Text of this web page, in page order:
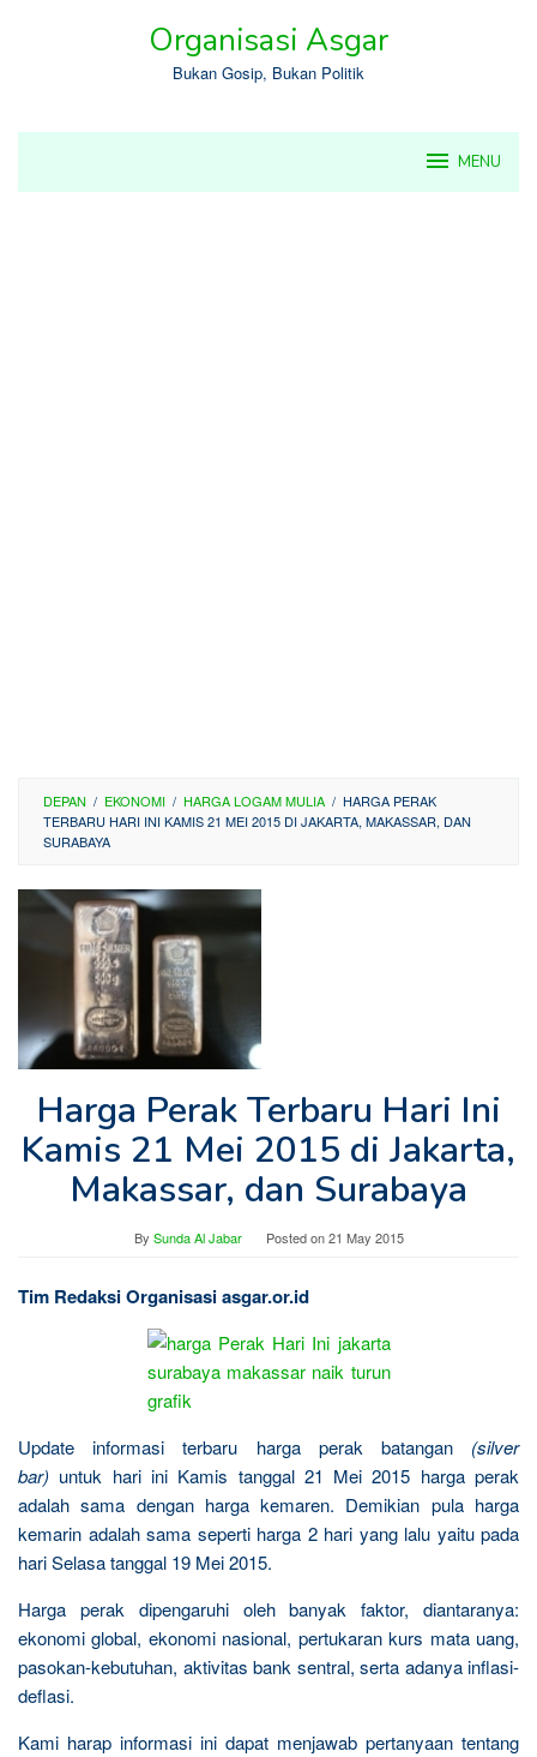
Organisasi Asgar
Bukan Gosip, Bukan Politik
MENU
DEPAN / EKONOMI / HARGA LOGAM MULIA / HARGA PERAK
TERBARU HARI INI KAMIS 21 MEI 2015 DI JAKARTA, MAKASSAR, DAN
SURABAYA
Harga Perak Terbaru Hari Ini
Kamis 21 Mei 2015 di Jakarta,
Makassar, dan Surabaya
By Sunda Al Jabar Posted on21 May 2015
Tim Redaksi Organisasi asgar.or.id
Update informasi terbaru harga perak batangan (silver
bar) untuk hari ini Kamis tanggal 21 Mei 2015 harga perak
adalah sama dengan harga kemaren. Demikian pula harga
kemarin adalah sama seperti harga 2 hari yang lalu yaitu pada
hari Selasa tanggal 19 Mei 2015.
Harga perak dipengaruhi oleh banyak faktor, diantaranya:
ekonomi global, ekonomi nasional, pertukaran kurs mata uang,
pasokan-kebutuhan, aktivitas bank sentral, serta adanya inflasi-
deflasi.
Kami harap informasi ini dapat menjawab pertanyaan tentang